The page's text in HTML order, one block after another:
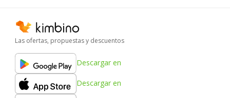
Las ofertas, propuestas y descuentos
Descargar en
Descargar en